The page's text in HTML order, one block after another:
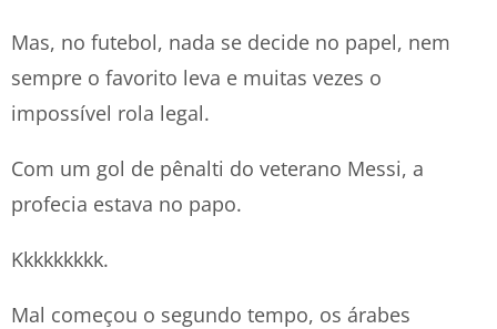
Mas, no futebol, nada se decide no papel, nem
sempre o favorito leva e muitas vezes o
impossível rola legal.
Com um gol de pênalti do veterano Messi, a
profecia estava no papo.
Kkkkkkkkk.
Mal começou o segundo tempo, os árabes